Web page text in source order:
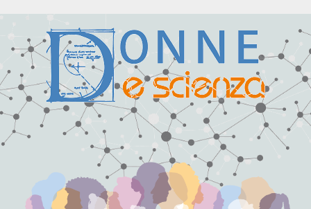
content